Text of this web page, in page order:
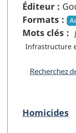
Éditeur :
Formats :
Mots clés :
Infrastructure
Recherchez
Homicides